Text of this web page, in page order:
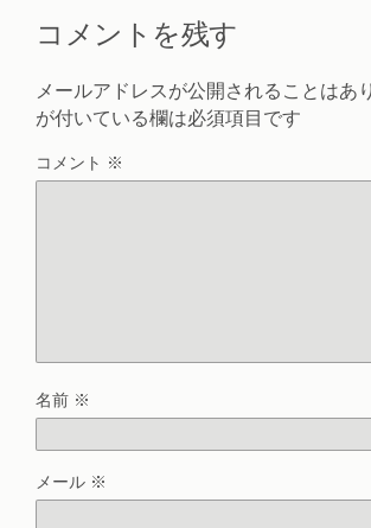
コメントを残す
メールアドレスが公開されることはあ
が付いている欄は必須項目です
コメント ※
名前 ※
メール ※